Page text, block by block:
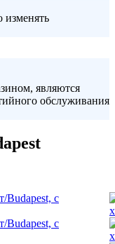
изменять
являются
обслуживания